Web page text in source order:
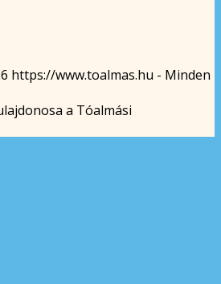
https://www.toalmas.hu - Minden
a Tóalmási